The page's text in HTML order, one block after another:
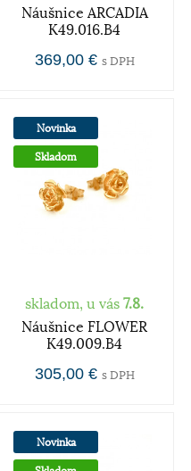
Náušnice ARCADIA
K49.016.B4
369,00 € s DPH
Novinka
Skladom
skladom, u vás 7.8.
Náušnice FLOWER
K49.009.B4
305,00 € s DPH
Novinka